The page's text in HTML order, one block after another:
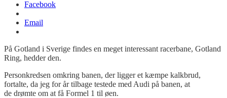
Facebook
Email
På Gotland i Sverige findes en meget interessant racerbane, Gotland
Ring, hedder den.
Personkredsen omkring banen, der ligger et kæmpe kalkbrud,
fortalte, da jeg for år tilbage testede med Audi på banen, at
de drømte om at få Formel 1 til øen.